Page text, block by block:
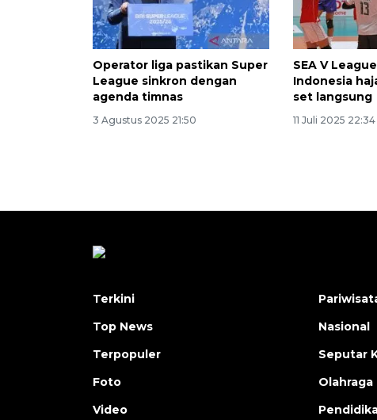
Operator liga pastikan Super
League sinkron dengan
agenda timnas
3 Agustus 2025 21:50
SEA V
Indonesia
set langsung
11 Juli 2025 22:34
Terkini
Top News
Terpopuler
Foto
Video
Nasional
Seputar
Olahraga